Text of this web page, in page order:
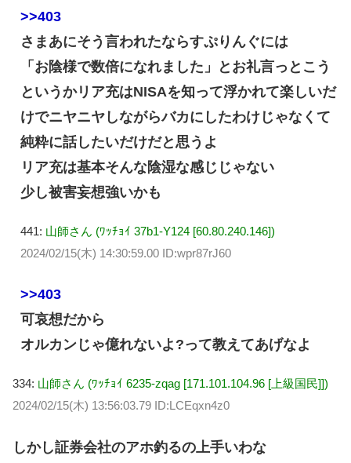
>>403
さまあにそう言われたならすぷりんぐには
「お陰様で数倍になれました」とお礼言っとこう
というかリア充はNISAを知って浮かれて楽しいだ
けでニヤニヤしながらバカにしたわけじゃなくて
純粋に話したいだけだと思うよ
リア充は基本そんな陰湿な感じじゃない
少し被害妄想強いかも
441: 山師さん (ﾜｯﾁｮｲ 37b1-Y124 [60.80.240.146])
2024/02/15(木) 14:30:59.00 ID:wpr87rJ60
>>403
可哀想だから
オルカンじゃ億れないよ?って教えてあげなよ
334: 山師さん (ﾜｯﾁｮｲ 6235-zqag [171.101.104.96 [上級国民]])
2024/02/15(木) 13:56:03.79 ID:LCEqxn4z0
しかし証券会社のアホ釣るの上手いわな